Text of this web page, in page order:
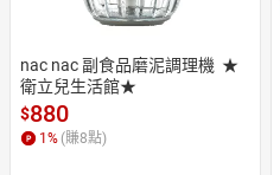
nac nac 副食品磨泥調理機  ★
衛立兒生活館★
$880
1 % (賺8點)